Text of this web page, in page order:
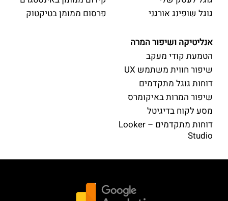
גוגל שופינג אורגני
פרסום ממומן בטיקטוק
אנליטיקה ושיפור המרה
הטמעת קודי מעקב
שיפור חווית משתמש UX
דוחות גוגל מתקדמים
שיפור המרות באיקומרס
מסע לקוח בדיגיטל
דוחות מתקדמים – Looker
Studio